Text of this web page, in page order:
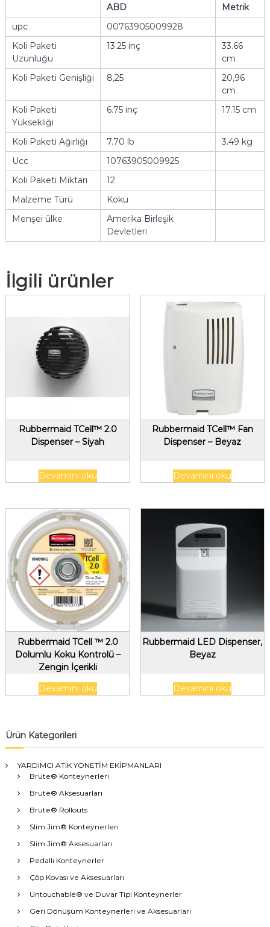
ABD
Metrik
upc
00763905009928
Koli Paketi
Uzunluğu
13.25 inç
33.66
cm
Koli Paketi Genişliği
8,25
20,96
cm
Koli Paketi
Yüksekliği
6.75 inç 17.15 cm
Koli Paketi Ağırlığı 7.70 lb
3.49 kg
Ucc
10763905009925
Koli Paketi Miktarı
12
Malzeme Türü
Koku
Menşei ülke
Amerika Birleşik
Devletleri
İlgili ürünler
Rubbermaid TCell™ 2.0
Dispenser – Siyah
Devamını oku
Rubbermaid TCell™ Fan
Dispenser – Beyaz
Devamını oku
Rubbermaid TCell ™ 2.0
Dolumlu Koku Kontrolü –
Zengin İçerikli
Devamını oku
Rubbermaid LED Dispenser,
Beyaz
Devamını oku
Ürün Kategorileri
YARDIMCI ATIK YÖNETİM EKİPMANLARI
Brute® Konteynerleri
Brute® Aksesuarları
Brute® Rollouts
Slim Jim® Konteynerleri
Slim Jim® Aksesuarları
Pedallı Konteynerler
Çöp Kovası ve Aksesuarları
Untouchable® ve Duvar Tipi Konteynerler
Geri Dönüşüm Konteynerleri ve Aksesuarları